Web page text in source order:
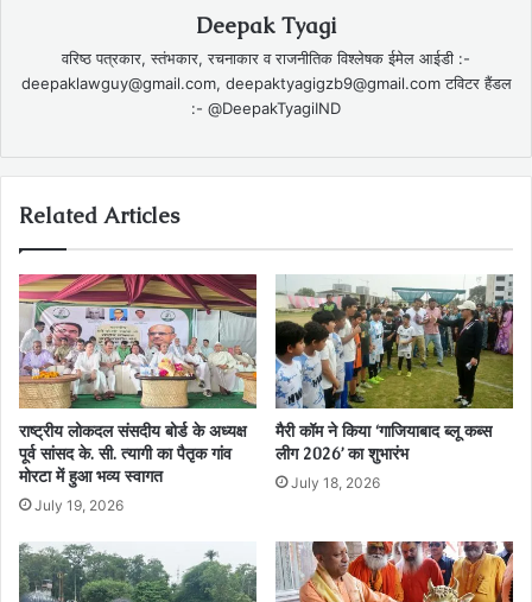
Deepak Tyagi
वरिष्ठ पत्रकार, स्तंभकार, रचनाकार व राजनीतिक विश्लेषक ईमेल आईडी :-
deepaklawguy@gmail.com, deepaktyagigzb9@gmail.com टविटर हैंडल
:- @DeepakTyagiIND
Related Articles
राष्ट्रीय लोकदल संसदीय बोर्ड के अध्यक्ष
पूर्व सांसद के. सी. त्यागी का पैतृक गांव
मोरटा में हुआ भव्य स्वागत
July 19, 2026
मैरी कॉम ने किया ‘गाजियाबाद ब्लू कब्स
लीग 2026’ का शुभारंभ
July 18, 2026